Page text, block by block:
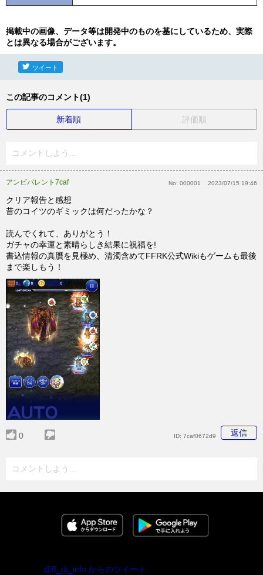
掲載中の画像、データ等は開発中のものを基にしているため、実際
とは異なる場合がございます。
ツイート
この記事のコメント(1)
新着順 評価順
コメントしよう...
アンビバレント7caf No: 000001 2023/07/15 19:46
クリア報告と感想
昔のコイツのギミックは何だったかな？
読んでくれて、ありがとう！
ガチャの幸運と素晴らしき結果に祝福を!
書込情報の真贋を見極め、清濁含めてFFRK公式Wikiもゲームも最後
まで楽しもう！
0 返信
ID: 7caf0672d9
コメントしよう...
@ff_rk_info からのツイート